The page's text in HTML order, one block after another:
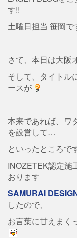
す!!
土曜日担当 笹岡で
さて、本日は大阪
そして、タイトル
ースが
本来であれば、ワ
を設営して…
といったところで
INOZETEK認定施
おります
SAMURAI
したので、
お言葉に甘えまく